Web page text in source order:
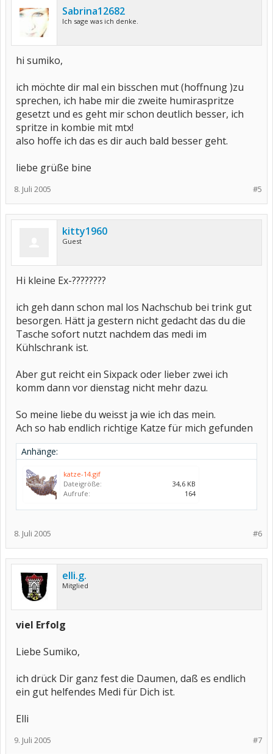
Sabrina12682
Ich sage was ich denke.
hi sumiko,
ich möchte dir mal ein bisschen mut (hoffnung )zu
sprechen, ich habe mir die zweite humiraspritze
gesetzt und es geht mir schon deutlich besser, ich
spritze in kombie mit mtx!
also hoffe ich das es dir auch bald besser geht.
liebe grüße bine
#5
8. Juli 2005
kitty1960
Guest
Hi kleine Ex-????????
ich geh dann schon mal los Nachschub bei trink gut
besorgen. Hätt ja gestern nicht gedacht das du die
Tasche sofort nutzt nachdem das medi im
Kühlschrank ist.
Aber gut reicht ein Sixpack oder lieber zwei ich
komm dann vor dienstag nicht mehr dazu.
So meine liebe du weisst ja wie ich das mein.
Ach so hab endlich richtige Katze für mich gefunden
Anhänge:
katze-14.gif
Dateigröße:
34,6 KB
Aufrufe:
164
#6
8. Juli 2005
elli.g.
Mitglied
viel Erfolg
Liebe Sumiko,
ich drück Dir ganz fest die Daumen, daß es endlich
ein gut helfendes Medi für Dich ist.
Elli
#7
9. Juli 2005